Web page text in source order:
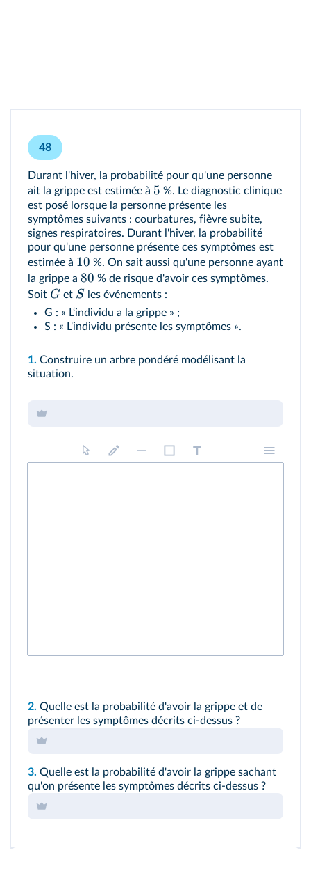
48
Durant l'hiver, la probabilité pour qu'une personne
ait la grippe est estimée à 5 %. Le diagnostic clinique
est posé lorsque la personne présente les
symptômes suivants : courbatures, fièvre subite,
signes respiratoires. Durant l'hiver, la probabilité
pour qu'une personne présente ces symptômes est
estimée à 10 %. On sait aussi qu'une personne ayant
la grippe a 80 % de risque d'avoir ces symptômes.
Soit G et S les événements :
G : « L‘individu a la grippe » ;
S : « L'individu présente les symptômes ».
1. Construire un arbre pondéré modélisant la
situation.
2. Quelle est la probabilité d'avoir la grippe et de
présenter les symptômes décrits ci-dessus ?
3. Quelle est la probabilité d'avoir la grippe sachant
qu'on présente les symptômes décrits ci-dessus ?